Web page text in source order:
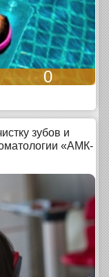
0
зубов и
«АМК-